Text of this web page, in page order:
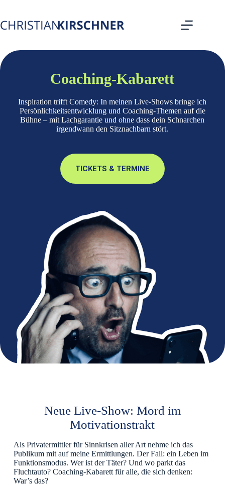
springen
Coaching-Kabarett
Inspiration trifft Comedy: In meinen Live-Shows bringe ich
Persönlichkeitsentwicklung und Coaching-Themen auf die
Bühne – mit Lachgarantie und ohne dass dein Schnarchen
irgendwann den Sitznachbarn stört.
TICKETS & TERMINE
Neue Live-Show: Mord im
Motivationstrakt
Als Privatermittler für Sinnkrisen aller Art nehme ich das
Publikum mit auf meine Ermittlungen. Der Fall: ein Leben im
Funktionsmodus. Wer ist der Täter? Und wo parkt das
Fluchtauto? Coaching-Kabarett für alle, die sich denken:
War’s das?